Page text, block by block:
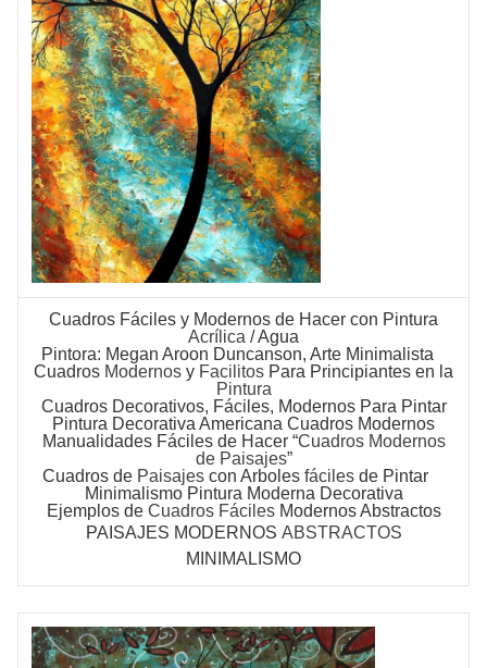
Cuadros Fáciles y Modernos de Hacer con Pintura
Acrílica / Agua
Pintora: Megan Aroon Duncanson, Arte Minimalista
Cuadros Modernos y Facilitos Para Principiantes en la
Pintura
Cuadros Decorativos, Fáciles, Modernos Para Pintar
Pintura Decorativa Americana Cuadros Modernos
Manualidades Fáciles de Hacer “Cuadros Modernos
de Paisajes”
Cuadrosde Paisajescon Arboles fácilesde Pintar
MinimalismoPintura Moderna Decorativa
Ejemplos de Cuadros FácilesModernos Abstractos
PAISAJES MODERNOS ABSTRACTOS
MINIMALISMO